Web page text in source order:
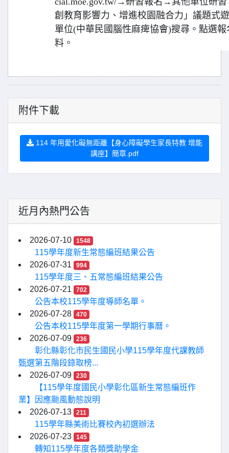
創教育影響力、增進校園融合力」議題式
單位(中華民國腦性麻痺協會)搜尋。點選
料。
附件下載
114 年用愛化礙無距離【身心障礙學生家長特教 增能
講座】簡章.pdf
近月內熱門公告
2026-07-10 1548
115學年度新生常態編班結果公告
2026-07-31
994
115學年度三、五常態編班結果公告
2026-07-21
702
公告本校115學年度導師名單。
2026-07-28
470
公告本校115學年度第一學期行事曆。
2026-07-09
236
彰化縣彰化市民生國民小學115學年度代課教師
甄選第五階段錄取榜...
2026-07-09
230
【115學年度國民小學彰化區新生常態編班作
業】因應颱風動態說明
2026-07-13
211
115學年縣美術比賽校內初選辦法
2026-07-23
145
轉知115學年度各類獎助學金